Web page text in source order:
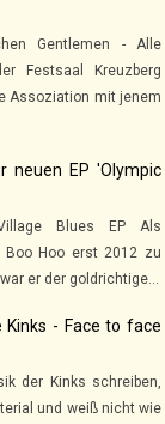
Gentlemen - Alle
Festsaal Kreuzberg
Assoziation mit jenem
neuen EP 'Olympic
Blues EP Als
Boo Hoo erst 2012 zu
er der goldrichtige...
- Face to face
der Kinks schreiben,
und weiß nicht wie